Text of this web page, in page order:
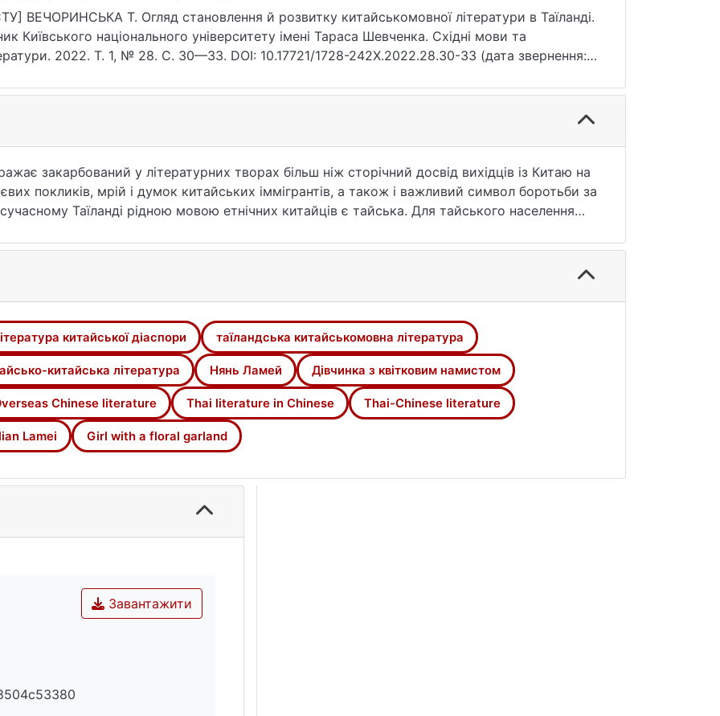
ВЕЧОРИНСЬКА Т. Огляд становлення й розвитку китайськомовної літератури в Таїланді.
Київського національного університету імені Тараса Шевченка. Східні мови та
2022. Т. 1, № 28. С. 30—33. DOI: 10.17721/1728-242X.2022.28.30-33 (дата звернення:
закарбований у літературних творах більш ніж сторічний досвід вихідців із Китаю на
покликів, мрій і думок китайських іммігрантів, а також і важливий символ боротьби за
Таїланді рідною мовою етнічних китайців є тайська. Для тайського населення
середовища китайськомовна творчість у Таїланді є своєрідною й особливою за своєю
дослідження літератури китайської діаспори ХХ–ХХІ ст. у світі здебільшого зосереджені
Америці, дослідженням китайськомовної літературної творчості в Південно-Східній Азії,
приділяється менше уваги. Доробок і досягнення цієї літератури поки що не отримали
осмислення й оцінки естетичних особливостей та унікальності цього
вивчення сучасної тайсько-китайської літератури має неабияке значення. Стаття має
та розвитку таїландської китайськомовної літератури від початку ХХ ст. та
приділено викликам і перепонам, що супроводжували розвиток китайськомовного
історії. Запропоновано переклад українською мовою оповідання тайської письменниці
"Дівчинка з квітковим намистом".
китайської діаспори таїландська китайськомовна література
китайська література Нянь Ламей Дівчинка з квітковим намистом
Chinese literature Thai literature in Chinese Thai-Chinese literature
Lamei Girl with a floral garland
Завантажити